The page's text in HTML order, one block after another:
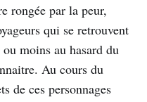
rongée par la peur,
qui se retrouvent
moins au hasard du
Au cours du
de ces personnages